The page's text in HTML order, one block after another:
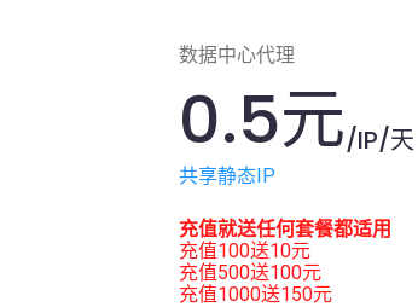
数据中心代理
0.5元/IP/天
共享静态IP
充值就送任何套餐都适用
充值100送10元
充值500送100元
充值1000送150元